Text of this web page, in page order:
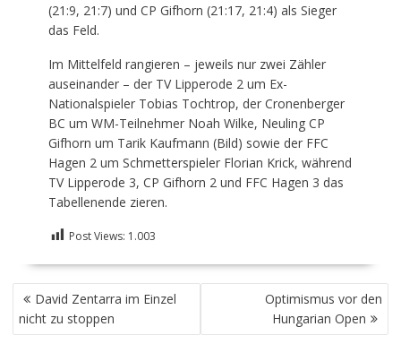
(21:9, 21:7) und CP Gifhorn (21:17, 21:4) als Sieger
das Feld.
Im Mittelfeld rangieren – jeweils nur zwei Zähler
auseinander – der TV Lipperode 2 um Ex-
Nationalspieler Tobias Tochtrop, der Cronenberger
BC um WM-Teilnehmer Noah Wilke, Neuling CP
Gifhorn um Tarik Kaufmann (Bild) sowie der FFC
Hagen 2 um Schmetterspieler Florian Krick, während
TV Lipperode 3, CP Gifhorn 2 und FFC Hagen 3 das
Tabellenende zieren.
Post Views: 1.003
BEITRAGSNAVIGATION
David Zentarra im Einzel
nicht zu stoppen
Optimismus vor den
Hungarian Open